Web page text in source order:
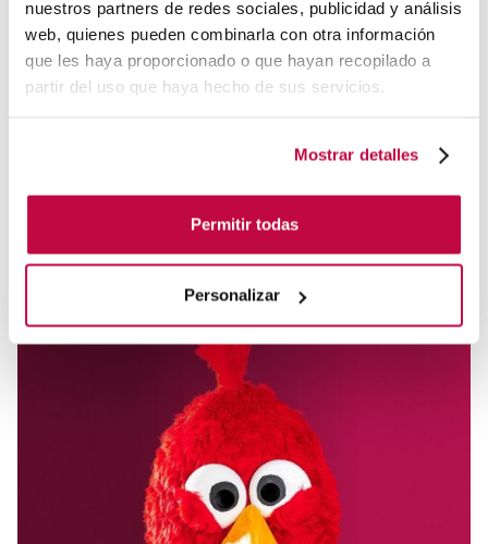
nuestros partners de redes sociales, publicidad y análisis
web, quienes pueden combinarla con otra información
que les haya proporcionado o que hayan recopilado a
partir del uso que haya hecho de sus servicios.
Mostrar detalles
Permitir todas
Personalizar
Graduado con matrícula de honor en Estrategia ARCO.
​​Formado con éxito en más de 50 sectores.
Coach oficial y entrenador de otros Leadbertos
DESCUBRE A TU LEADBERTO